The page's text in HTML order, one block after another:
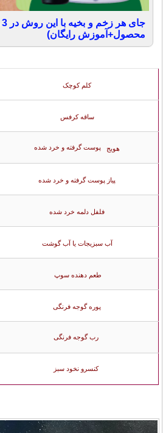
محصول+آموزش رایگان)
کلم کوچک
ساقه کرفس
هویج پوست گرفته و خرد شده
پیاز پوست گرفته و خرد شده
فلفل دلمه خرد شده
آب سبزیجات یا آب گوشت
طعم دهنده سوپ
پوره گوجه فرنگی
رب گوجه فرنگی
کنسرو نخود سبز